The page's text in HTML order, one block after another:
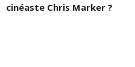
cinéaste Chris Marker ?